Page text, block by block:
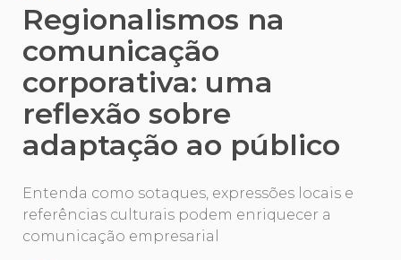
Regionalismos na
comunicação
corporativa: uma
reflexão sobre
adaptação ao público
Entenda como sotaques, expressões locais e
referências culturais podem enriquecer a
comunicação empresarial